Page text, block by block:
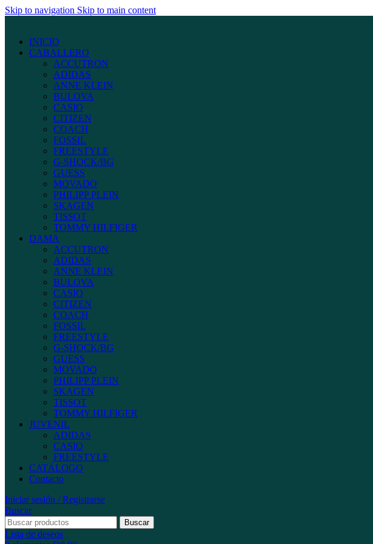
Skip to navigation Skip to main content
INICIO
CABALLERO
ACCUTRON
ADIDAS
ANNE KLEIN
BULOVA
CASIO
CITIZEN
COACH
FOSSIL
FREESTYLE
G-SHOCK/BG
GUESS
MOVADO
PHILIPP PLEIN
SKAGEN
TISSOT
TOMMY HILFIGER
DAMA
ACCUTRON
ADIDAS
ANNE KLEIN
BULOVA
CASIO
CITIZEN
COACH
FOSSIL
FREESTYLE
G-SHOCK/BG
GUESS
MOVADO
PHILIPP PLEIN
SKAGEN
TISSOT
TOMMY HILFIGER
JUVENIL
ADIDAS
CASIO
FREESTYLE
CATÁLOGO
Contacto
Iniciar sesión / Registrarse
Buscar
Buscar
Lista de deseos